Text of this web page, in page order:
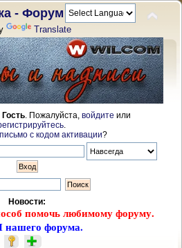
- Форум
Translate
Гость. Пожалуйста, войдите или
письмо с кодом активации?
Новости:
помочь любимому форуму.
нашего форума.